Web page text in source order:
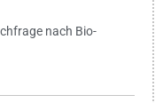
nach Bio-